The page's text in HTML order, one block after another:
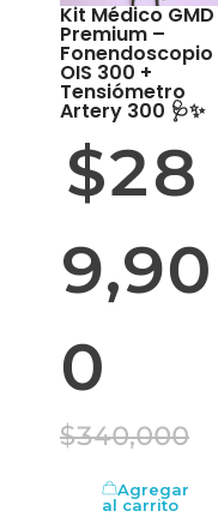
Kit Médico GMD
Premium –
Fonendoscopio
OIS 300 +
Tensiómetro
Artery 300 🩺✨
$28
9,90
0
$340,000
Agregar
al carrito